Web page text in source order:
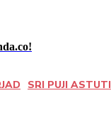
SRI PUJI ASTUTI